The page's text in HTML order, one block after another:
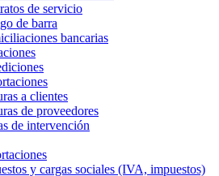
de servicio
de barra
bancarias
a clientes
de proveedores
de intervención
y cargas sociales (IVA, impuestos)